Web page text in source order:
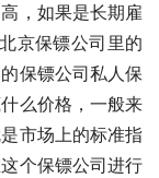
，如果是长期雇
京保镖公司里的
保镖公司私人保
么价格，一般来
市场上的标准指
个保镖公司进行